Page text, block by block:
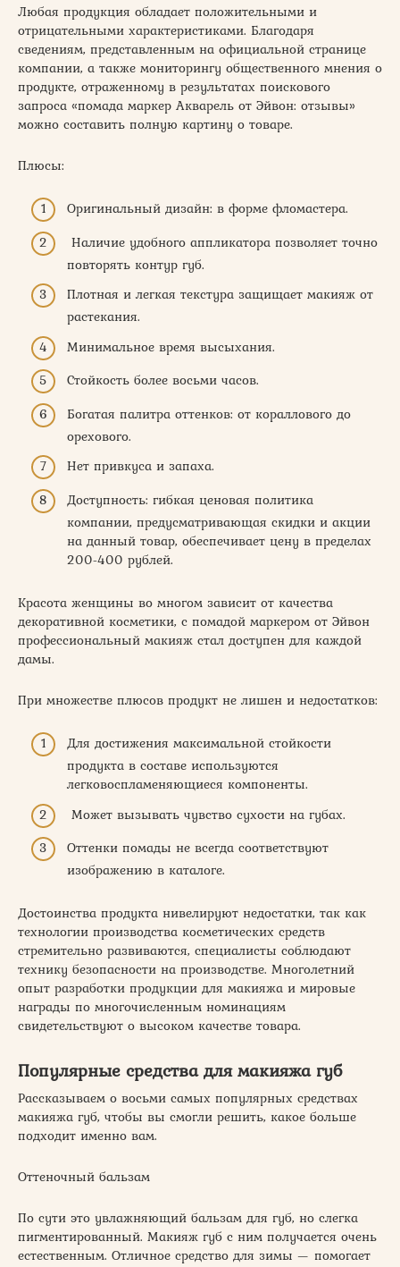
Любая продукция обладает положительными и
отрицательными характеристиками. Благодаря
сведениям, представленным на официальной странице
компании, а также мониторингу общественного мнения о
продукте, отраженному в результатах поискового
запроса «помада маркер Акварель от Эйвон: отзывы»
можно составить полную картину о товаре.
Плюсы:
Оригинальный дизайн: в форме фломастера.
Наличие удобного аппликатора позволяет точно
повторять контур губ.
Плотная и легкая текстура защищает макияж от
растекания.
Минимальное время высыхания.
Стойкость более восьми часов.
Богатая палитра оттенков: от кораллового до
орехового.
Нет привкуса и запаха.
Доступность: гибкая ценовая политика
компании, предусматривающая скидки и акции
на данный товар, обеспечивает цену в пределах
200-400 рублей.
Красота женщины во многом зависит от качества
декоративной косметики, с помадой маркером от Эйвон
профессиональный макияж стал доступен для каждой
дамы.
При множестве плюсов продукт не лишен и недостатков:
Для достижения максимальной стойкости
продукта в составе используются
легковоспламеняющиеся компоненты.
Может вызывать чувство сухости на губах.
Оттенки помады не всегда соответствуют
изображению в каталоге.
Достоинства продукта нивелируют недостатки, так как
технологии производства косметических средств
стремительно развиваются, специалисты соблюдают
технику безопасности на производстве. Многолетний
опыт разработки продукции для макияжа и мировые
награды по многочисленным номинациям
свидетельствуют о высоком качестве товара.
Популярные средства для макияжа губ
Рассказываем о восьми самых популярных средствах
макияжа губ, чтобы вы смогли решить, какое больше
подходит именно вам.
Оттеночный бальзам
По сути это увлажняющий бальзам для губ, но слегка
пигментированный. Макияж губ с ним получается очень
естественным. Отличное средство для зимы — помогает